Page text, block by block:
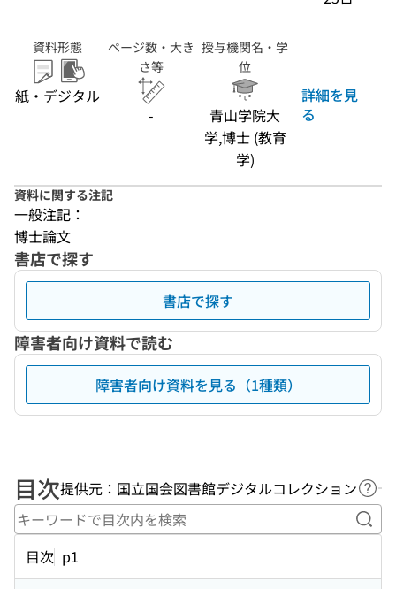
資料形態
紙・デジタル
ページ数・大き
さ等
-
授与機関名・学
位
青山学院大
学,博士 (教育
学)
詳細を見
る
資料に関する注記
一般注記：
博士論文
書店で探す
書店で探す
障害者向け資料で読む
障害者向け資料を見る（1種類）
目次提供元：国立国会図書館デジタルコレクション ヘ
キ
目次 p1